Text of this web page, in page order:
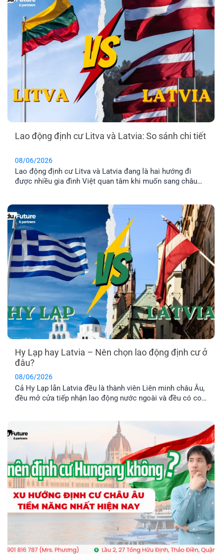
Lao động định cư Litva và Latvia: So sánh chi tiết
08/06/2026
Lao động định cư Litva và Latvia đang là hai hướng đi
được nhiều gia đình Việt quan tâm khi muốn sang châu
lương, chi phí sinh hoạt, môi trường sống [...]
Hy Lạp hay Latvia – Nên chọn lao động định cư ở
đâu?
08/06/2026
Cả Hy Lạp lẫn Latvia đều là thành viên Liên minh châu Âu,
đều mở cửa tiếp nhận lao động nước ngoài và đều có con